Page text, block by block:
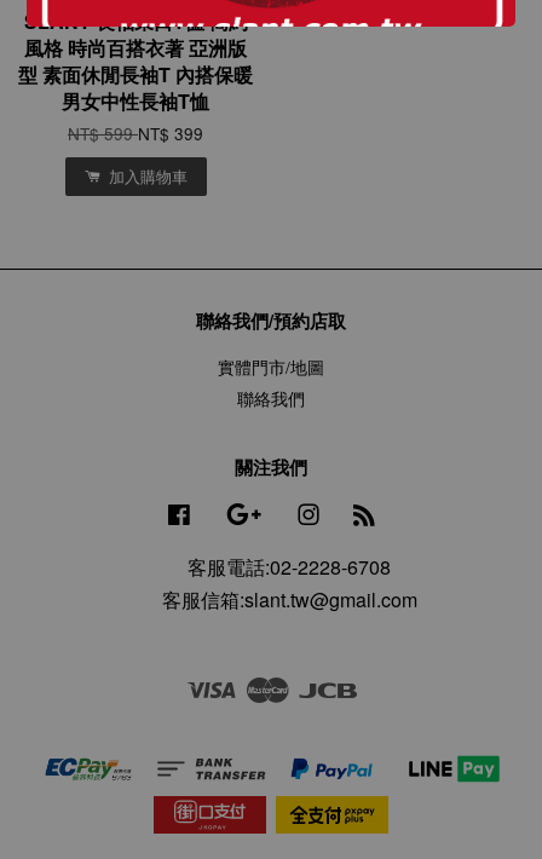
SLANT 長袖束口T恤 簡約
風格 時尚百搭衣著 亞洲版
型 素面休閒長袖T 內搭保暖
男女中性長袖T恤
NT$ 599NT$ 399
加入購物車
聯絡我們/預約店取
實體門市/地圖
聯絡我們
關注我們
Facebook Google Instagram
客服電話:02-2228-6708
客服信箱:slant.tw@gmail.com
Visa Master